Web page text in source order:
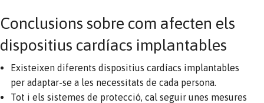
Conclusions sobre com afecten els
dispositius cardíacs implantables
Existeixen diferents dispositius cardíacs implantables
per adaptar-se a les necessitats de cada persona.
Tot i els sistemes de protecció, cal seguir unes mesures